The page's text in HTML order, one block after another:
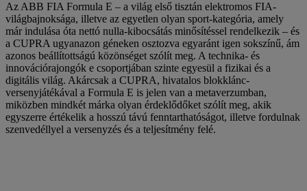
Az ABB FIA Formula E – a világ első tisztán elektromos FIA-
világbajnoksága, illetve az egyetlen olyan sport-kategória, amely
már indulása óta nettó nulla-kibocsátás minősítéssel rendelkezik – és
a CUPRA ugyanazon géneken osztozva egyaránt igen sokszínű, ám
azonos beállítottságú közönséget szólít meg. A technika- és
innovációrajongók e csoportjában szinte egyesül a fizikai és a
digitális világ. Akárcsak a CUPRA, hivatalos blokklánc-
versenyjátékával a Formula E is jelen van a metaverzumban,
miközben mindkét márka olyan érdeklődőket szólít meg, akik
egyszerre értékelik a hosszú távú fenntarthatóságot, illetve fordulnak
szenvedéllyel a versenyzés és a teljesítmény felé.